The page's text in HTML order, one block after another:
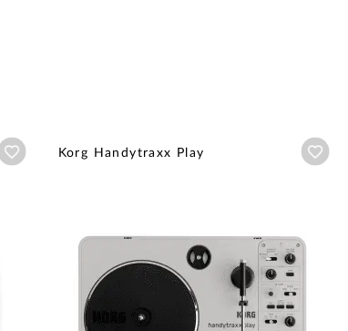
Añadir a wishlist
Korg Handytraxx Play